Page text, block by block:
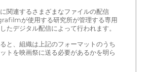
関連するさまざまなファイルの配信
が使用する研究所が管理する専用
たデジタル配信によって行われます。
と、組織は上記のフォーマットのうち
トを映画祭に送る必要があるかを明ら